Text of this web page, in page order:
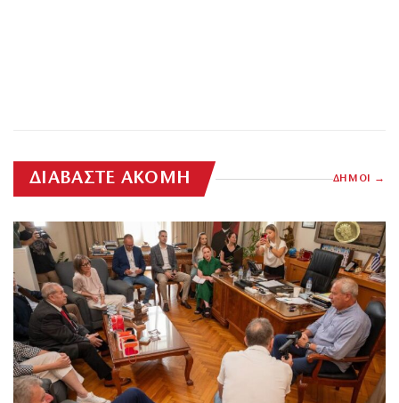
ΔΙΑΒΑΣΤΕ ΑΚΟΜΗ ΔΗΜΟΙ